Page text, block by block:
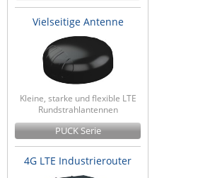
Vielseitige Antenne
Kleine, starke und flexible LTE
Rundstrahlantennen
PUCK Serie
4G LTE Industrierouter